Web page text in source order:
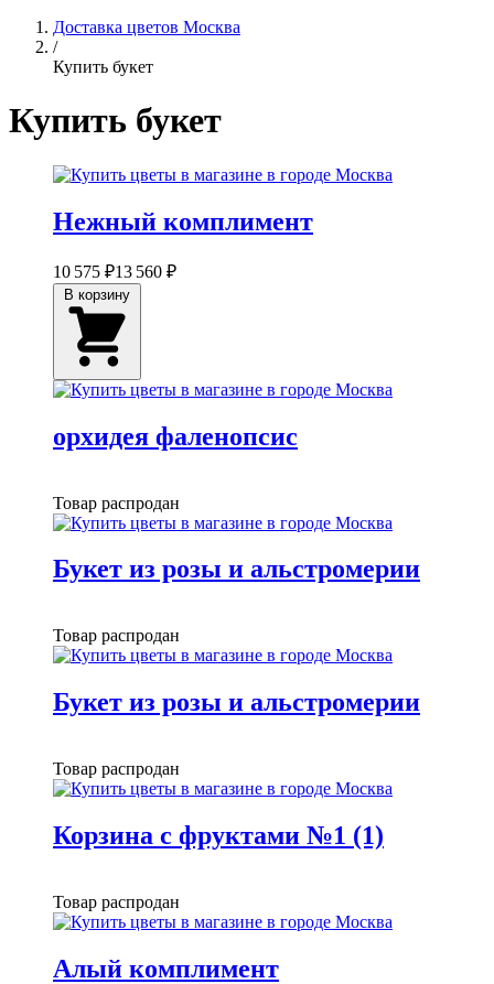
Доставка цветов Москва
/
Купить букет
Купить букет
Нежный комплимент
10 575 ₽13 560 ₽
орхидея фаленопсис
Товар распродан
Букет из розы и альстромерии
Товар распродан
Букет из розы и альстромерии
Товар распродан
Корзина с фруктами №1 (1)
Товар распродан
Алый комплимент